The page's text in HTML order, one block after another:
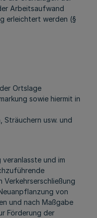
Arbeitsaufwand
erleichtert werden (§
Ortslage
sowie hiermit in
Sträuchern usw. und
und im
Verkehrserschließung
von
und nach Maßgabe
Förderung der